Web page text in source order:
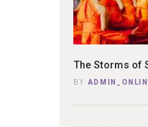
The Storms of
BY